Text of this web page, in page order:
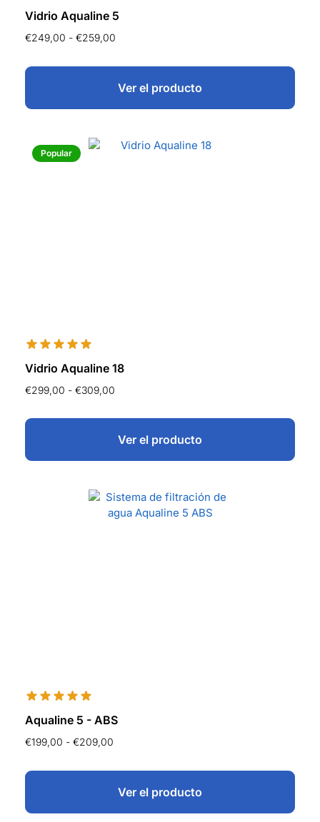
Vidrio Aqualine 5
€249,00 - €259,00
Ver el producto
Popular
Vidrio Aqualine 18
€299,00 - €309,00
Ver el producto
Aqualine 5 - ABS
€199,00 - €209,00
Ver el producto